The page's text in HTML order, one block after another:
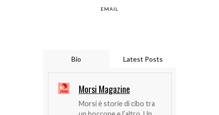
EMAIL
Bio Latest Posts
Morsi Magazine
Morsi è storie di cibo tra